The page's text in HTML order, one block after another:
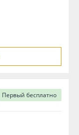
Первый бесплатно